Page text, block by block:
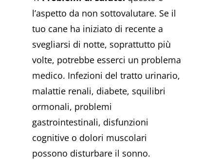
l’aspetto da non sottovalutare. Se il
tuo cane ha iniziato di recente a
svegliarsi di notte, soprattutto più
volte, potrebbe esserci un problema
medico. Infezioni del tratto urinario,
malattie renali, diabete, squilibri
ormonali, problemi
gastrointestinali, disfunzioni
cognitive o dolori muscolari
possono disturbare il sonno.